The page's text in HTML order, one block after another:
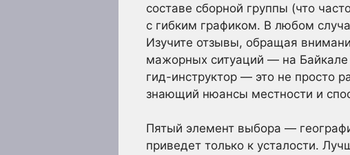
составе сборной группы (что
с гибким графиком. В любом
Изучите отзывы, обращая
мажорных ситуаций — на
гид-инструктор — это не просто
знающий нюансы местности и
Пятый элемент выбора —
приведет только к усталости.